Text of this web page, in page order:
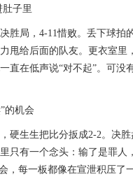
子里
胜局，4-11惜败。丢下球拍
甩给后面的队友。更衣室
直在低声说“对不起”。可
的机会
硬生生把比分扳成2-2。决
只有一个念头：输了是罪人
，每一板都像在宣泄积压了